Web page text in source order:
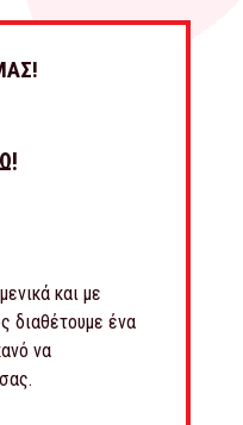
και με
διαθέτουμε ένα
να